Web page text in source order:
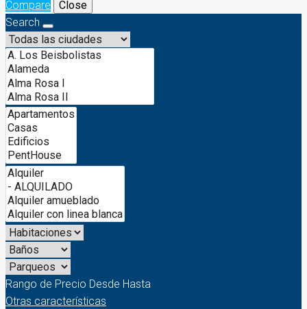
Compare
Close
Search
Rango de Precio Desde Hasta
Otras características